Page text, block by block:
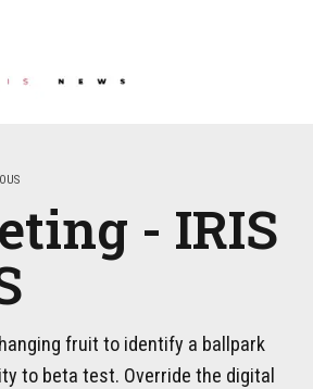
- IRIS
fruit to identify a ballpark
to beta test. Override the digital